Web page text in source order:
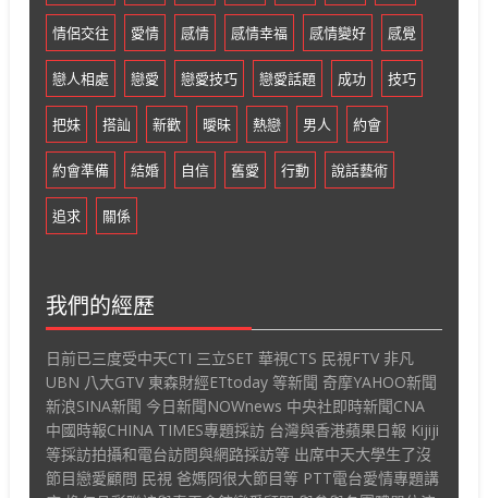
情侶交往 愛情 感情 感情幸福 感情變好 感覺
戀人相處 戀愛 戀愛技巧 戀愛話題 成功 技巧
把妹 搭訕 新歡 曖昧 熱戀 男人 約會
約會準備 結婚 自信 舊愛 行動 說話藝術
追求 關係
我們的經歷
日前已三度受中天CTI 三立SET 華視CTS 民視FTV 非凡
UBN 八大GTV 東森財經ETtoday 等新聞 奇摩YAHOO新聞
新浪SINA新聞 今日新聞NOWnews 中央社即時新聞CNA
中國時報CHINA TIMES專題採訪 台灣與香港蘋果日報 Kijiji
等採訪拍攝和電台訪問與網路採訪等 出席中天大學生了沒
節目戀愛顧問 民視 爸媽冏很大節目等 PTT電台愛情專題講